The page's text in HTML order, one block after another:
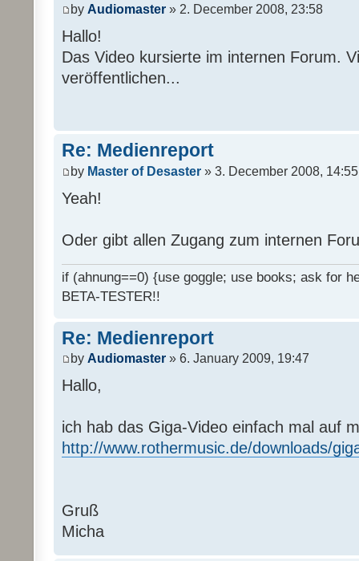
by Audiomaster » 2. December 2008, 23:58
Hallo!
Das Video kursierte im internen Forum.
veröffentlichen...
Re: Medienreport
by Master of Desaster » 3. December 2008, 14:55
Yeah!
Oder gibt allen Zugang zum internen
if (ahnung==0) {use goggle; use books; ask for
BETA-TESTER!!
Re: Medienreport
by Audiomaster » 6. January 2009, 19:47
Hallo,
ich hab das Giga-Video einfach mal auf
http://www.rothermusic.de/downloads/
Gruß
Micha